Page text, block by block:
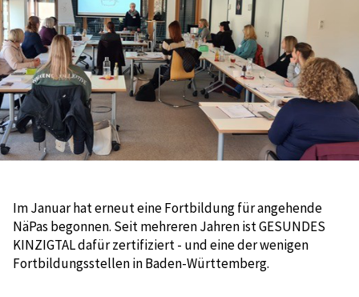
Im Januar hat erneut eine Fortbildung für angehende
NäPas begonnen. Seit mehreren Jahren ist GESUNDES
KINZIGTAL dafür zertifiziert - und eine der wenigen
Fortbildungsstellen in Baden-Württemberg.